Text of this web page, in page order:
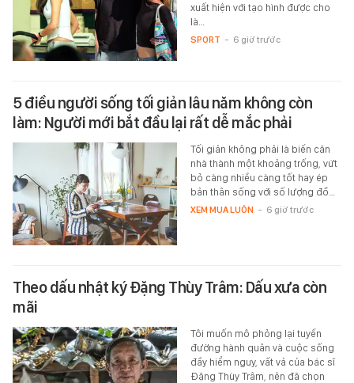
xuất hiện với tạo hình được cho
là…
SPORT - 6 giờ trước
5 điều người sống tối giản lâu năm không còn
làm: Người mới bắt đầu lại rất dễ mắc phải
Tối giản không phải là biến căn
nhà thành một khoảng trống, vứt
bỏ càng nhiều càng tốt hay ép
bản thân sống với số lượng đồ…
XEM MUA LUÔN - 6 giờ trước
Theo dấu nhật ký Đặng Thùy Trâm: Dấu xưa còn
mãi
Tôi muốn mô phỏng lại tuyến
đường hành quân và cuộc sống
đầy hiểm nguy, vất vả của bác sĩ
Đặng Thùy Trâm, nên đã chọn